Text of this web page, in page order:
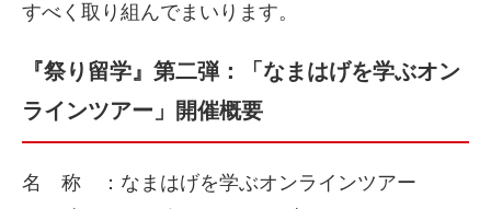
すべく取り組んでまいります。
『祭り留学』第二弾：「なまはげを学ぶオン
ラインツアー」開催概要
名 称 ：なまはげを学ぶオンラインツアー